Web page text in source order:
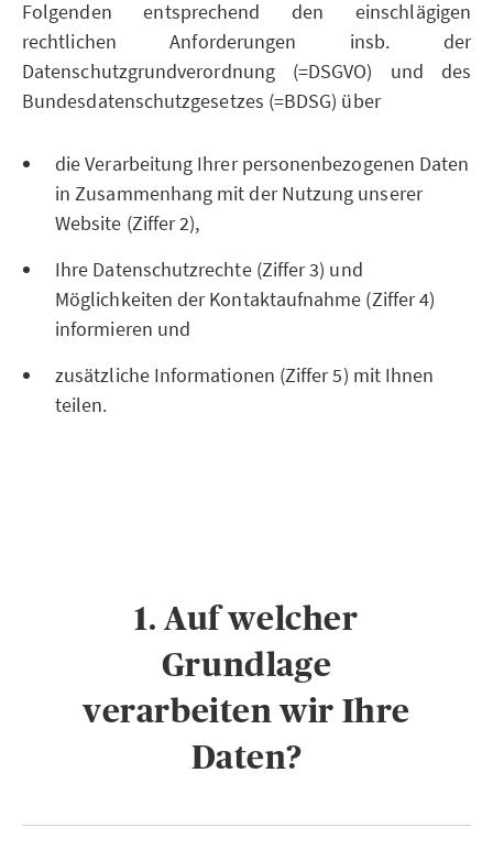
Folgenden entsprechend den einschlägigen
rechtlichen Anforderungen insb. der
Datenschutzgrundverordnung (=DSGVO) und des
Bundesdatenschutzgesetzes (=BDSG) über
die Verarbeitung Ihrer personenbezogenen Daten
in Zusammenhang mit der Nutzung unserer
Website (Ziffer 2),
Ihre Datenschutzrechte (Ziffer 3) und
Möglichkeiten der Kontaktaufnahme (Ziffer 4)
informieren und
zusätzliche Informationen (Ziffer 5) mit Ihnen
teilen.
1. Auf welcher
Grundlage
verarbeiten wir Ihre
Daten?